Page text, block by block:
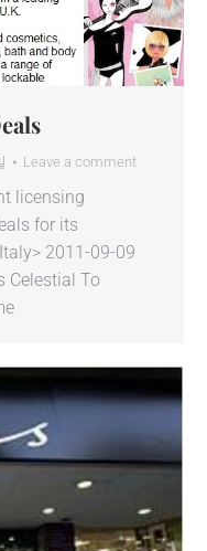
Leave a comment
licensing
for its
2011-09-09
Celestial To